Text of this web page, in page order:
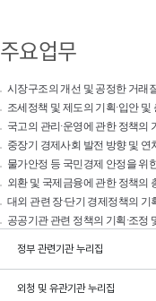
주요업무
시장구조의 개선 및 공정한 거래
조세정책 및 제도의 기획·입안 및
국고의 관리·운영에 관한 정책의
중장기 경제사회 발전 방향 및 연
물가안정 등 국민경제 안정을 위
외환 및 국제금융에 관한 정책의
대외 관련 장·단기 경제정책의 기
공공기관 관련 정책의 기획·조정
정부 관련기관 누리집
외청 및 유관기관 누리집